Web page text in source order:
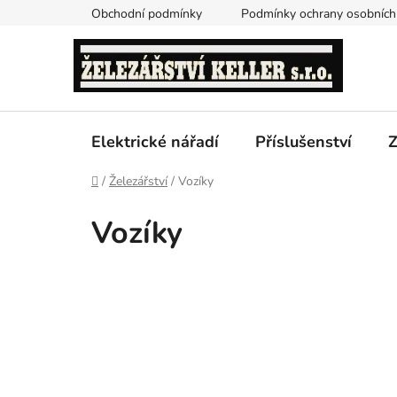
Obchodní podmínky Podmínky ochrany
Elektrické nářadí Příslušenství
Domů
/ Železářství / Vozíky
Vozíky